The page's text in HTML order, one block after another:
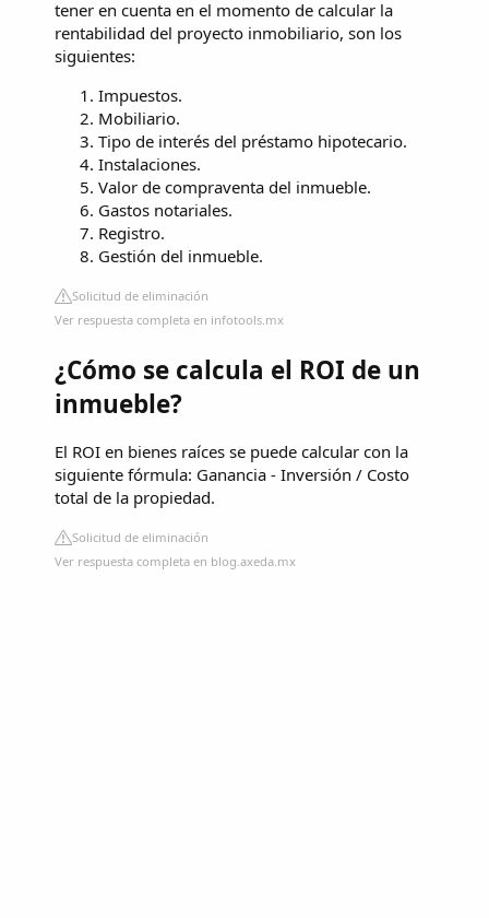
tener en cuenta en el momento de calcular la
rentabilidad del proyecto inmobiliario, son los
siguientes:
Impuestos.
Mobiliario.
Tipo de interés del préstamo hipotecario.
Instalaciones.
Valor de compraventa del inmueble.
Gastos notariales.
Registro.
Gestión del inmueble.
Solicitud de eliminación
Ver respuesta completa en infotools.mx
¿Cómo se calcula el ROI de un
inmueble?
El ROI en bienes raíces se puede calcular con la
siguiente fórmula: Ganancia - Inversión / Costo
total de la propiedad.
Solicitud de eliminación
Ver respuesta completa en blog.axeda.mx